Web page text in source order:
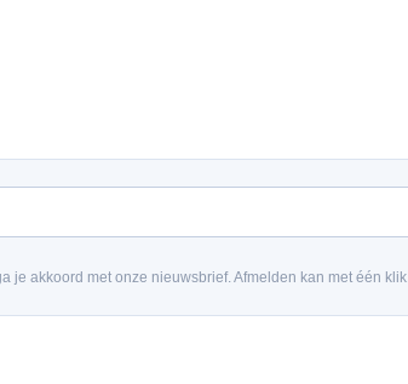
je akkoord met onze nieuwsbrief. Afmelden kan met één klik.